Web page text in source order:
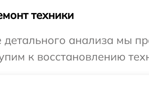
техники
детального анализа мы
к восстановлению